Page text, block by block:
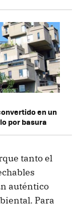
en un
por basura
tanto el
auténtico
Para